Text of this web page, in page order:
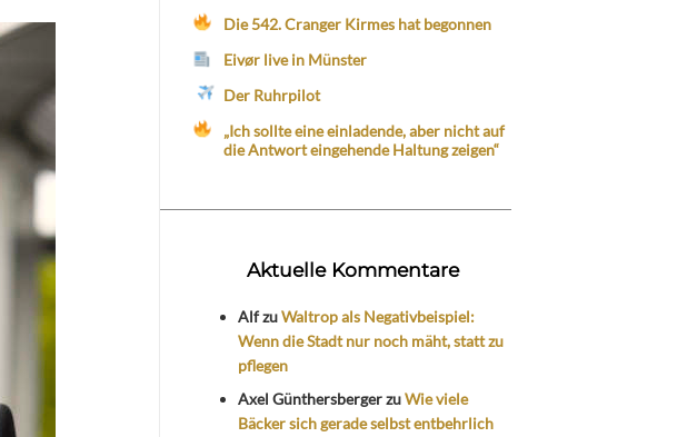
Die 542. Cranger Kirmes hat begonnen
Eivør live in Münster
Der Ruhrpilot
„Ich sollte eine einladende, aber nicht auf
die Antwort eingehende Haltung zeigen“
Aktuelle Kommentare
AlfzuWaltrop als Negativbeispiel:
Wenn die Stadt nur noch mäht, statt zu
pflegen
Axel GünthersbergerzuWie viele
Bäcker sich gerade selbst entbehrlich